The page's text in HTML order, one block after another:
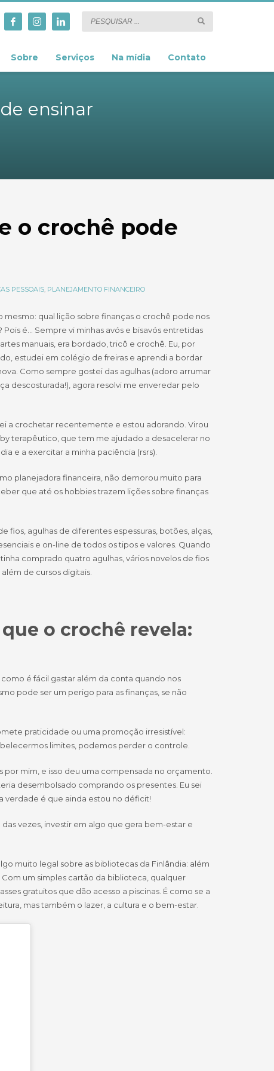
Sobre Serviços Na mídia Contato
ensinar
o crochê pode
PESSOAIS, PLANEJAMENTO FINANCEIRO
mesmo: qual lição sobre finanças o crochê pode nos
Pois é… Sempre vi minhas avós e bisavós entretidas
manuais, era bordado, tricô e crochê. Eu, por
estudei em colégio de freiras e aprendi a bordar
Como sempre gostei das agulhas (adoro arrumar
descosturada!), agora resolvi me enveredar pelo
a crochetar recentemente e estou adorando. Virou
terapêutico, que tem me ajudado a desacelerar no
e a exercitar a minha paciência (rsrs).
planejadora financeira, não demorou muito para
que até os hobbies trazem lições sobre finanças
agulhas de diferentes espessuras, botões, alças,
e on-line de todos os tipos e valores. Quando
comprado quatro agulhas, vários novelos de fios
de cursos digitais.
o crochê revela:
é fácil gastar além da conta quando nos
pode ser um perigo para as finanças, se não
praticidade ou uma promoção irresistível:
limites, podemos perder o controle.
mim, e isso deu uma compensada no orçamento.
desembolsado comprando os presentes. Eu sei
verdade é que ainda estou no déficit!
vezes, investir em algo que gera bem-estar e
muito legal sobre as bibliotecas da Finlândia: além
um simples cartão da biblioteca, qualquer
gratuitos que dão acesso a piscinas. É como se a
mas também o lazer, a cultura e o bem-estar.